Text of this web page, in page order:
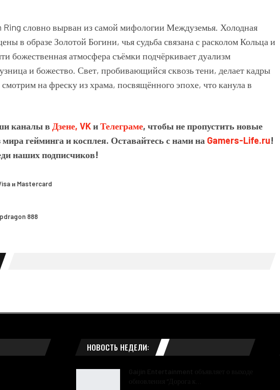
каналы в Дзене, VKиТелеграме, чтобы не пропустить новые
гейминга и косплея. Оставайтесь с нами на Gamers-Life.ru!
наших подписчиков!
и Mastercard
888
НОВОСТЬ НЕДЕЛИ: